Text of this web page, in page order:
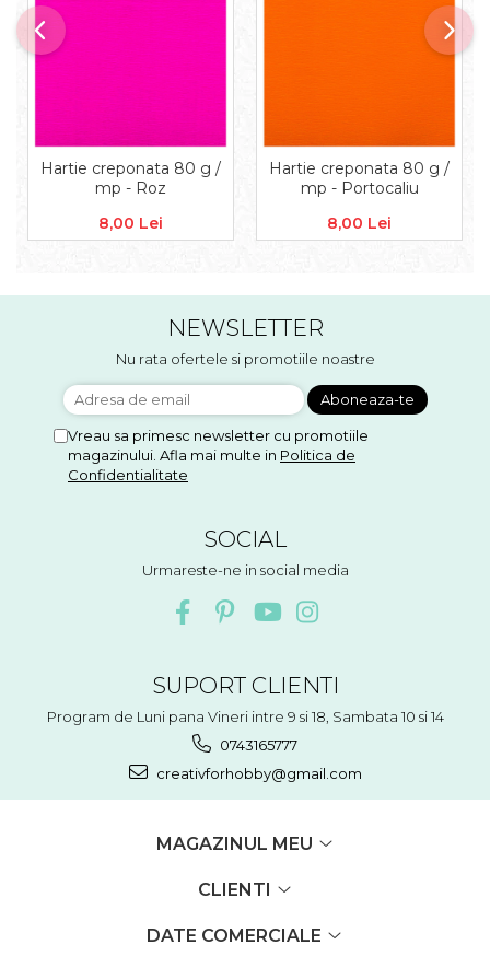
Hartie creponata
Plante uscate
Materiale textile
Saculeti
Design cofetarie
Mozaic
Hartie creponata 80 g /
mp - Roz
8,00 Lei
Hartie creponata 80 g /
mp - Portocaliu
8,00 Lei
NEWSLETTER
Nu rata ofertele si promotiile noastre
Vreau sa primesc newsletter cu promotiile
magazinului. Afla mai multe in Politica de
Confidentialitate
SOCIAL
Urmareste-ne in social media
SUPORT CLIENTI
Program de Luni pana Vineri intre 9 si 18, Sambata 10 si 14
0743165777
creativforhobby@gmail.com
MAGAZINUL MEU
CLIENTI
DATE COMERCIALE